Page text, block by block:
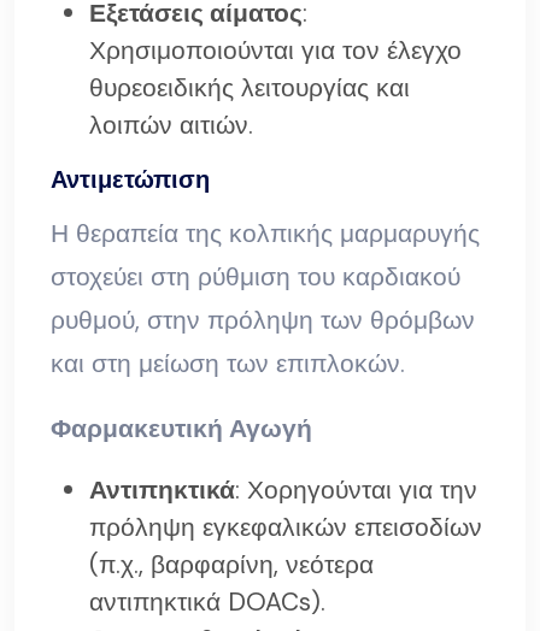
Εξετάσεις αίματος:
Χρησιμοποιούνται για τον έλεγχο
θυρεοειδικής λειτουργίας και
λοιπών αιτιών.
Αντιμετώπιση
Η θεραπεία της κολπικής μαρμαρυγής
στοχεύει στη ρύθμιση του καρδιακού
ρυθμού, στην πρόληψη των θρόμβων
και στη μείωση των επιπλοκών.
Φαρμακευτική Αγωγή
Αντιπηκτικά: Χορηγούνται για την
πρόληψη εγκεφαλικών επεισοδίων
(π.χ., βαρφαρίνη, νεότερα
αντιπηκτικά DOACs).